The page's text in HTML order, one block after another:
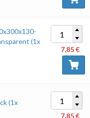
(1x
7,85€
(1x
7,85€